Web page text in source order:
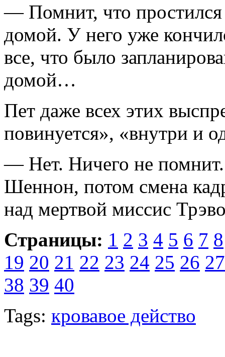
— Помнит, что
домой. У него уже
все, что было
домой…
Пет даже всех этих
повинуется», «внутри и
— Нет. Ничего не
Шеннон, потом смена
над мертвой миссис
Страницы: 1 2 3 4 5 6 7 8
19 20 21 22 23 24 25 26 27
38 39 40
Tags: кровавое действо